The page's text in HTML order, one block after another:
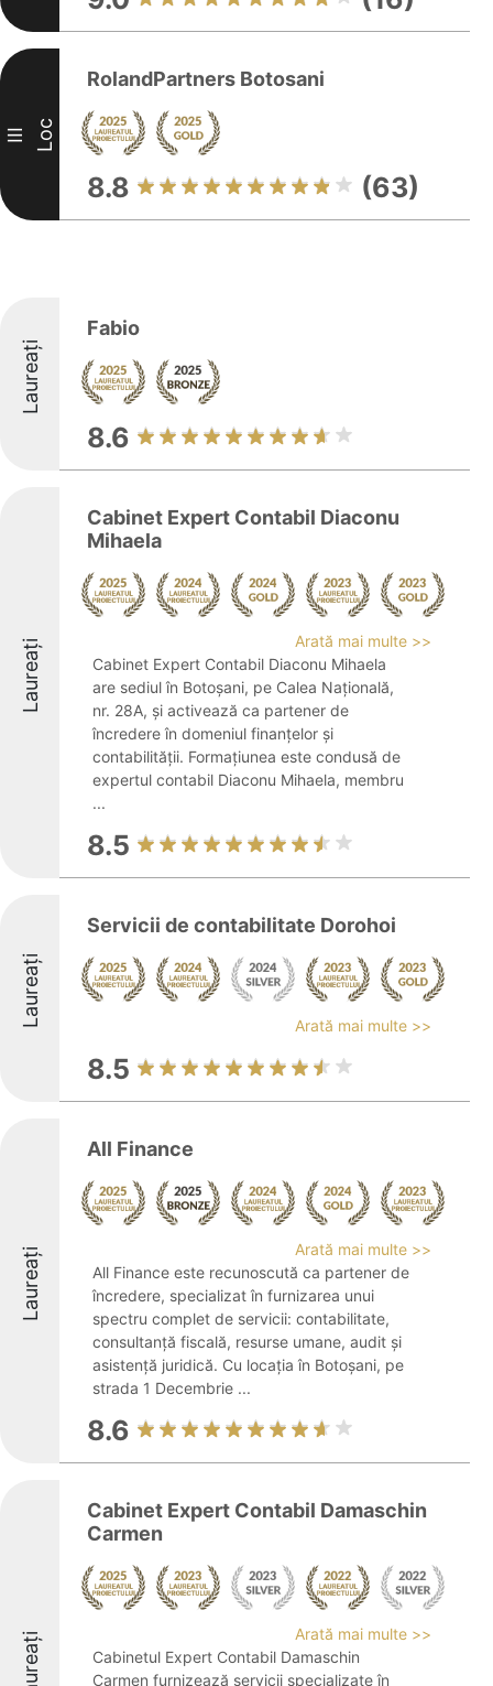
III Loc
RolandPartners Botosani
8.8 (63)
Laureați
Fabio
8.6
Laureați
Cabinet Expert Contabil Diaconu
Mihaela
Arată mai multe >>
Cabinet Expert Contabil Diaconu Mihaela
are sediul în Botoșani, pe Calea Națională,
nr. 28A, și activează ca partener de
încredere în domeniul finanțelor și
contabilității. Formațiunea este condusă de
expertul contabil Diaconu Mihaela, membru
...
8.5
Laureați
Servicii de contabilitate Dorohoi
Arată mai multe >>
8.5
Laureați
All Finance
Arată mai multe >>
All Finance este recunoscută ca partener de
încredere, specializat în furnizarea unui
spectru complet de servicii: contabilitate,
consultanță fiscală, resurse umane, audit și
asistență juridică. Cu locația în Botoșani, pe
strada 1 Decembrie ...
8.6
Laureați
Cabinet Expert Contabil Damaschin
Carmen
Arată mai multe >>
Cabinetul Expert Contabil Damaschin
Carmen furnizează servicii specializate în